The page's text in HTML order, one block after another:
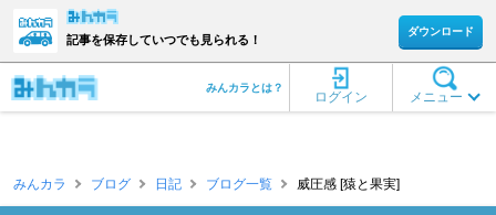
記事を保存していつでも見られる！
ダウンロード
メニュー
ログイン
みんカラとは？
みんカラ ブログ 日記 ブログ一覧 威圧感 [猿と果実]